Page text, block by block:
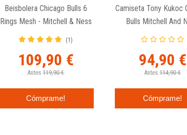
Beisbolera Chicago Bulls 6
Rings Mesh - Mitchell & Ness
(1)
109,90 €
Antes 119,90 €
Cómprame!
Camiseta Tony Kukoc
Bulls Mitchell And
Swingman Alternate
94,90 €
Antes 114,90 €
Cómprame!